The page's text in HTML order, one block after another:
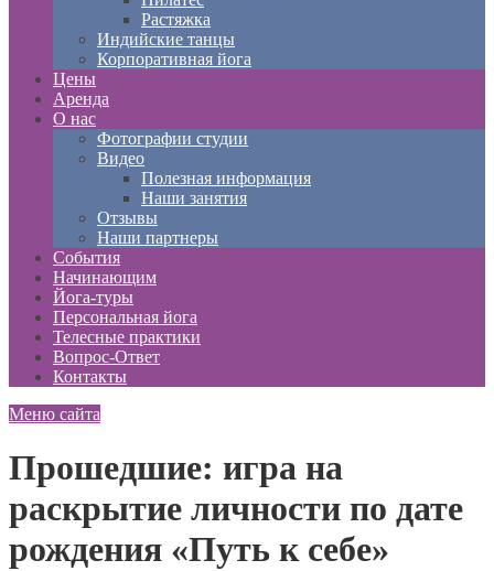
Растяжка
Индийские танцы
Корпоративная йога
Цены
Аренда
О нас
Фотографии студии
Видео
Полезная информация
Наши занятия
Отзывы
Наши партнеры
События
Начинающим
Йога-туры
Персональная йога
Телесные практики
Вопрос-Ответ
Контакты
Меню сайта
Прошедшие: игра на
раскрытие личности по дате
рождения «Путь к себе»